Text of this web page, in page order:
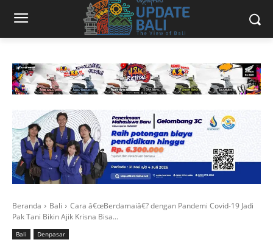
Beranda Bali
Cara â€œBerdamaiâ€? dengan Pandemi Covid-19 Jadi
Pak Tani Bikin Ajik Krisna Bisa...
Bali Denpasar